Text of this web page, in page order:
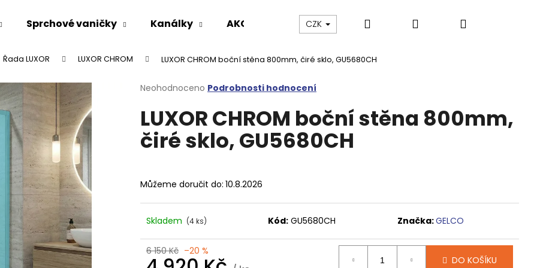
Sprchové vaničky Kanálky AKCE % Výprodej Vany a umyvadla
CZK Hledat PřihlášeníNákupní
Řada LUXOR LUXOR CHROM LUXOR CHROM boční stěna 800mm, čiré sklo, GU5680CH
Průměrné
produktu
je
0,0
z
Neohodnoceno Podrobnosti hodnocení
LUXOR CHROM boční stěna 800mm,
čiré sklo, GU5680CH
Můžeme doručit do: 10.8.2026
Skladem (4 ks) Kód: GU5680CH Značka:GELCO
6 150 Kč –20 %
DO KOŠÍKU
Co potřebujete najít?
HLEDAT
Doporučujeme
VARIO SPRCHOVÁ ZÁSTĚNA 1000 MM VOLCANO CHROM SPRCHOVÉ DVEŘE